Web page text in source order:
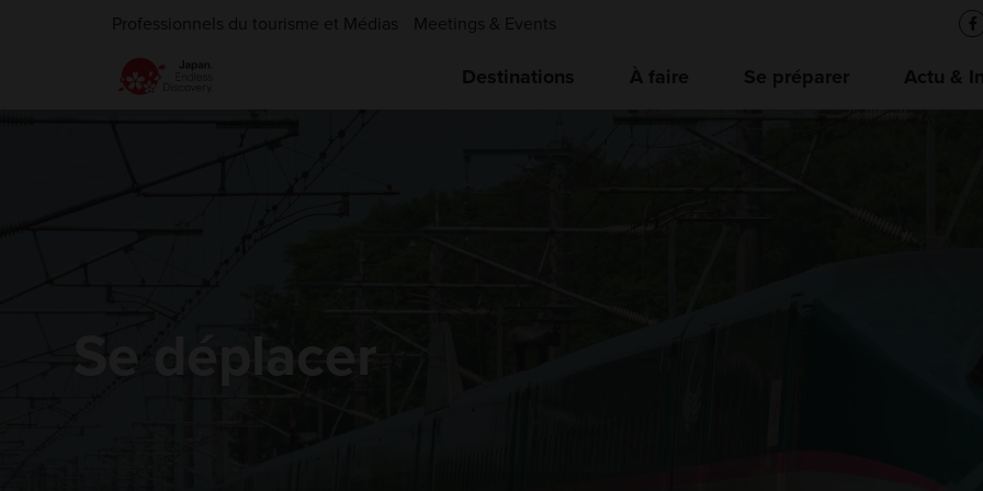
Professionnels du tourisme et Médias Meetings & Events
Destinations À faire Se préparer Actu &
Se déplacer